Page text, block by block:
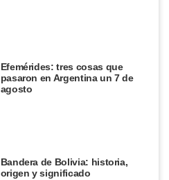
Efemérides: tres cosas que
pasaron en Argentina un 7 de
agosto
Bandera de Bolivia: historia,
origen y significado